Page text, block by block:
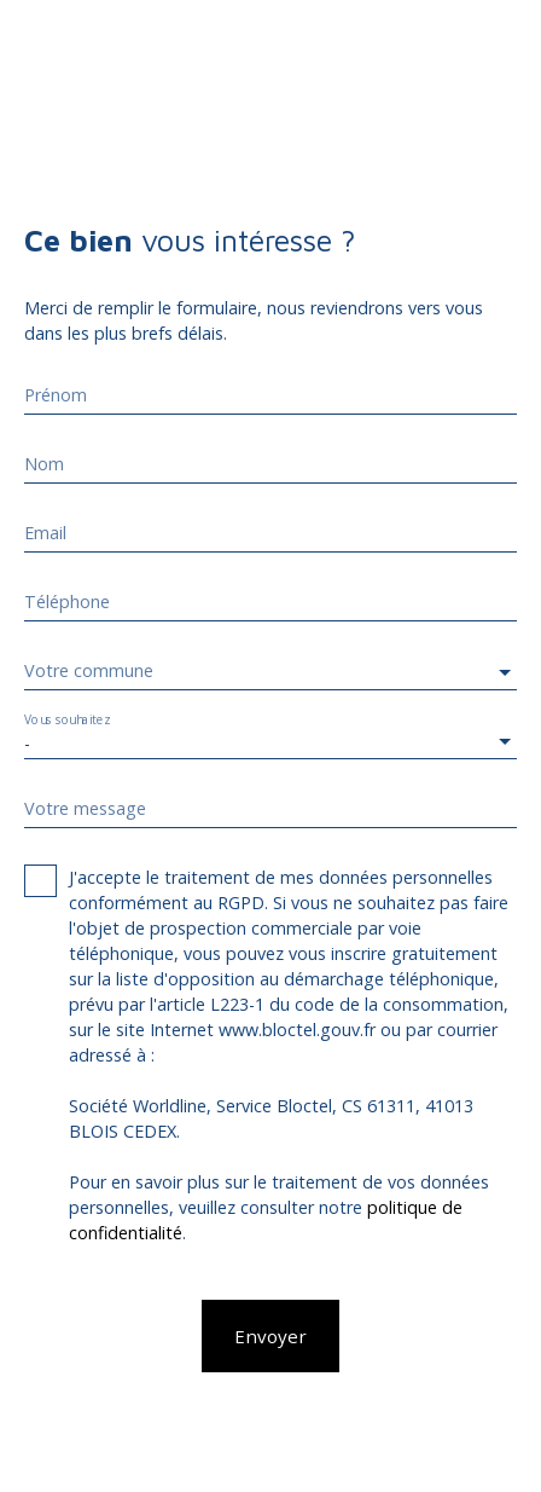
Ce bien vous intéresse ?
Merci de remplir le formulaire, nous reviendrons vers vous
dans les plus brefs délais.
Prénom
Nom
Email
Téléphone
Votre commune
-
Vous souhaitez
Votre message
J'accepte le traitement de mes données personnelles
conformément au RGPD. Si vous ne souhaitez pas faire
l'objet de prospection commerciale par voie
téléphonique, vous pouvez vous inscrire gratuitement
sur la liste d'opposition au démarchage téléphonique,
prévu par l'article L223-1 du code de la consommation,
sur le site Internet www.bloctel.gouv.fr ou par courrier
adressé à :
Société Worldline, Service Bloctel, CS 61311, 41013
BLOIS CEDEX.
Pour en savoir plus sur le traitement de vos données
personnelles, veuillez consulter notre politique de
confidentialité.
Envoyer